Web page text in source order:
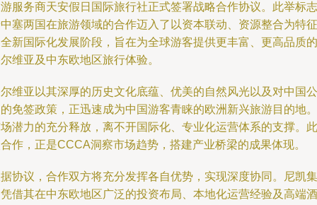
服务商天安假日国际旅行社正式签署战略合作协议。此举标志
塞两国在旅游领域的合作迈入了以资本联动、资源整合为特征
新国际化发展阶段，旨在为全球游客提供更丰富、更高品质的
维亚及中东欧地区旅行体验。
维亚以其深厚的历史文化底蕴、优美的自然风光以及对中国公
免签政策，正迅速成为中国游客青睐的欧洲新兴旅游目的地。
潜力的充分释放，离不开国际化、专业化运营体系的支撑。此
作，正是CCCA洞察市场趋势，搭建产业桥梁的成果体现。
协议，合作双方将充分发挥各自优势，实现深度协同。尼凯集
借其在中东欧地区广泛的投资布局、本地化运营经验及高端酒